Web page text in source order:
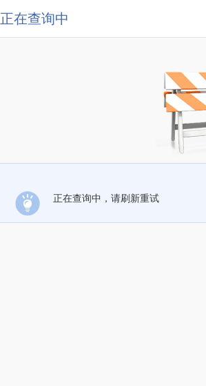
正在查询中
正在查询中，请刷新重试